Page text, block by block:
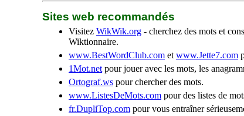
Sites web recommandés
Visitez WikWik.org - cherchez des mots et
Wiktionnaire.
www.BestWordClub.com et www.Jette7.com
1Mot.net pour jouer avec les mots, les
Ortograf.ws pour chercher des mots.
www.ListesDeMots.com pour des listes de
fr.DupliTop.com pour vous entraîner